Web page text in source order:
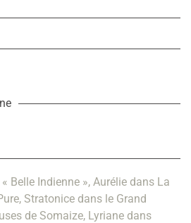
Belle Indienne », Aurélie dans La
Stratonice dans le Grand
de Somaize, Lyriane dans